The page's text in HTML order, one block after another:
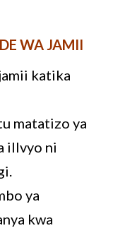
WA JAMII
katika
matatizo ya
illvyo ni
ya
kwa